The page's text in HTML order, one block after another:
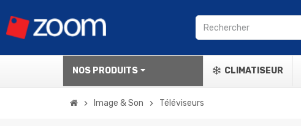
NOS PRODUITS CLIMATISEUR
chevron_right Image & Son chevron_right Téléviseurs